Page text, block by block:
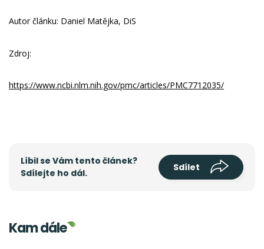
Autor článku: Daniel Matějka, DiS
Zdroj:
https://www.ncbi.nlm.nih.gov/pmc/articles/PMC7712035/
Líbil se Vám tento článek?
Sdílejte ho dál.
Sdílet
Kam dále